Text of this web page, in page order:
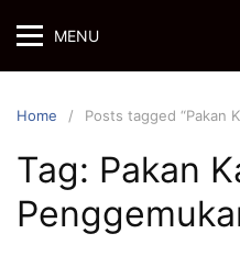
content
MENU
Home Posts tagged “Pakan
Tag: Pakan